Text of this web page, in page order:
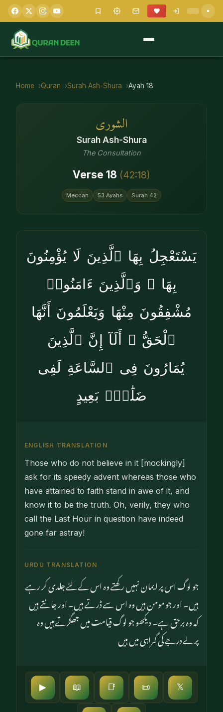
Home Quran Surah Ash-Shura Ayah 18
الشورى
Surah Ash-Shura
The Consultation
Verse 18 (42:18)
Meccan 53 Ayahs Surah 42
يَسْتَعْجِلُ بِهَا ٱلَّذِينَ لَا يُؤْمِنُونَ
بِهَا ۖ وَٱلَّذِينَ ءَامَنُوا۟
مُشْفِقُونَ مِنْهَا وَيَعْلَمُونَ أَنَّهَا
ٱلْحَقُّ ۗ أَلَآ إِنَّ ٱلَّذِينَ
يُمَارُونَ فِى ٱلسَّاعَةِ لَفِى
ضَلَٰلٍۭ بَعِيدٍ
ENGLISH TRANSLATION
Those who do not believe in it [mockingly]
ask for its speedy advent whereas those who
have attained to faith stand in awe of it, and
know it to be the truth. Oh, verily, they who
call the Last Hour in question have indeed
gone far astray!
URDU TRANSLATION
جو لوگ اس پر ایمان نہیں رکھتے وہ اس کے لئے جلدی کر رہے
ہیں۔ اور جو مومن ہیں وہ اس سے ڈرتے ہیں۔ اور جانتے ہیں
کہ وہ برحق ہے۔ دیکھو جو لوگ قیامت میں جھگڑتے ہیں وہ
پرلے درجے کی گمراہی میں ہیں
▶ 📖 📑 📜 𝕏